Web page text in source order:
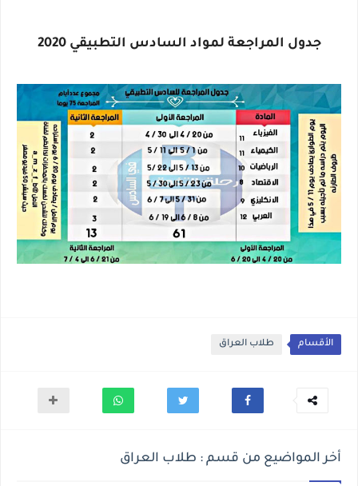
جدول المراجعة لمواد السادس التطبيقي 2020
الأقسام طلاب العراق
أخر المواضيع من قسم : طلاب العراق